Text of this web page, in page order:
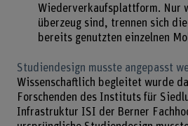
Wiederverkaufsplattform. Nur
überzeug sind, trennen sich
bereits genutzten einzelnen
Studiendesign musste angepasst
Wissenschaftlich begleitet wurde
Forschenden des Instituts für
Infrastruktur ISI der Berner